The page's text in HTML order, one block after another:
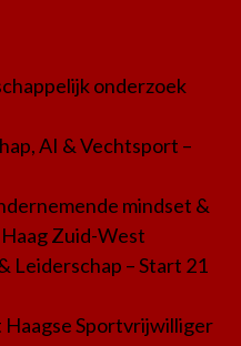
onderzoek
AI & Vechtsport –
mindset &
Zuid-West
Leiderschap – Start 21
Sportvrijwilliger